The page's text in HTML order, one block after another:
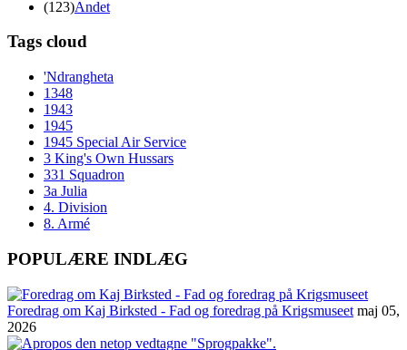
(123)Andet
Tags cloud
'Ndrangheta
1348
1943
1945
1945 Special Air Service
3 King's Own Hussars
331 Squadron
3a Julia
4. Division
8. Armé
POPULÆRE INDLÆG
Foredrag om Kaj Birksted - Fad og foredrag på Krigsmuseet maj 05,
2026